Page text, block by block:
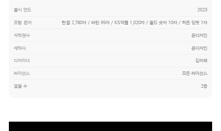
출시 연도 2023
포함 문자 한글 2,780자 / 라틴 95자 / KS약물 1,020자 / 올드 숫자 10자 / 히든 딩벳 1자
저작권사 윤디자인
제작사 윤디자인
디자이너 김미래
라이선스 모든 라이선스
글꼴 수 2종